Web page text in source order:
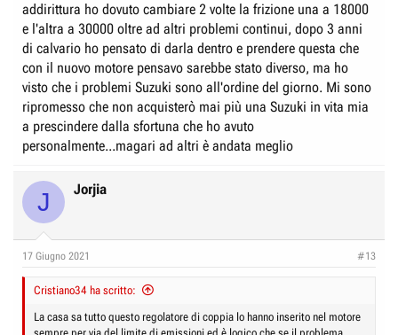
addirittura ho dovuto cambiare 2 volte la frizione una a 18000
e l'altra a 30000 oltre ad altri problemi continui, dopo 3 anni
di calvario ho pensato di darla dentro e prendere questa che
con il nuovo motore pensavo sarebbe stato diverso, ma ho
visto che i problemi Suzuki sono all'ordine del giorno. Mi sono
ripromesso che non acquisterò mai più una Suzuki in vita mia
a prescindere dalla sfortuna che ho avuto
personalmente...magari ad altri è andata meglio
J Jorjia
17 Giugno 2021 #13
Cristiano34 ha scritto:
La casa sa tutto questo regolatore di coppia lo hanno inserito nel motore